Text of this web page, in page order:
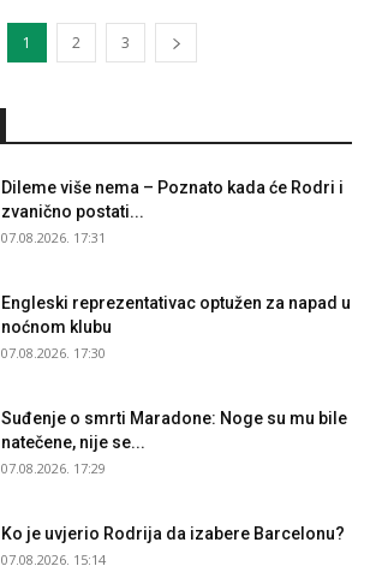
1 2 3
Dileme više nema – Poznato kada će Rodri i
zvanično postati...
07.08.2026. 17:31
Engleski reprezentativac optužen za napad u
noćnom klubu
07.08.2026. 17:30
Suđenje o smrti Maradone: Noge su mu bile
natečene, nije se...
07.08.2026. 17:29
Ko je uvjerio Rodrija da izabere Barcelonu?
07.08.2026. 15:14